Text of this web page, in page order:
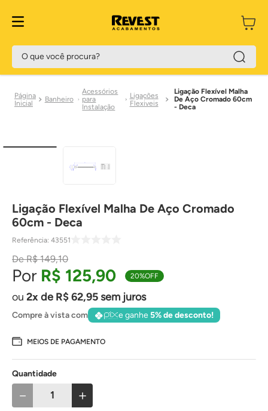
O que você procura?
Banheiro
Acessórios
para
Instalação
Ligações
Flexiveis
Ligação Flexível Malha
De Aço Cromado 60cm
- Deca
Ligação Flexível Malha De Aço Cromado
60cm - Deca
Referência: 43551
R$ 149,10
R$ 125,90 20%OFF
2 de R$62,95sem juros
Compre à vista com e ganhe5% de desconto!
MEIOS DE PAGAMENTO
Quantidade
＋
－